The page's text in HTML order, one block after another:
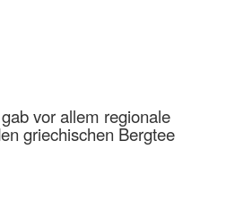
vor allem regionale
griechischen Bergtee